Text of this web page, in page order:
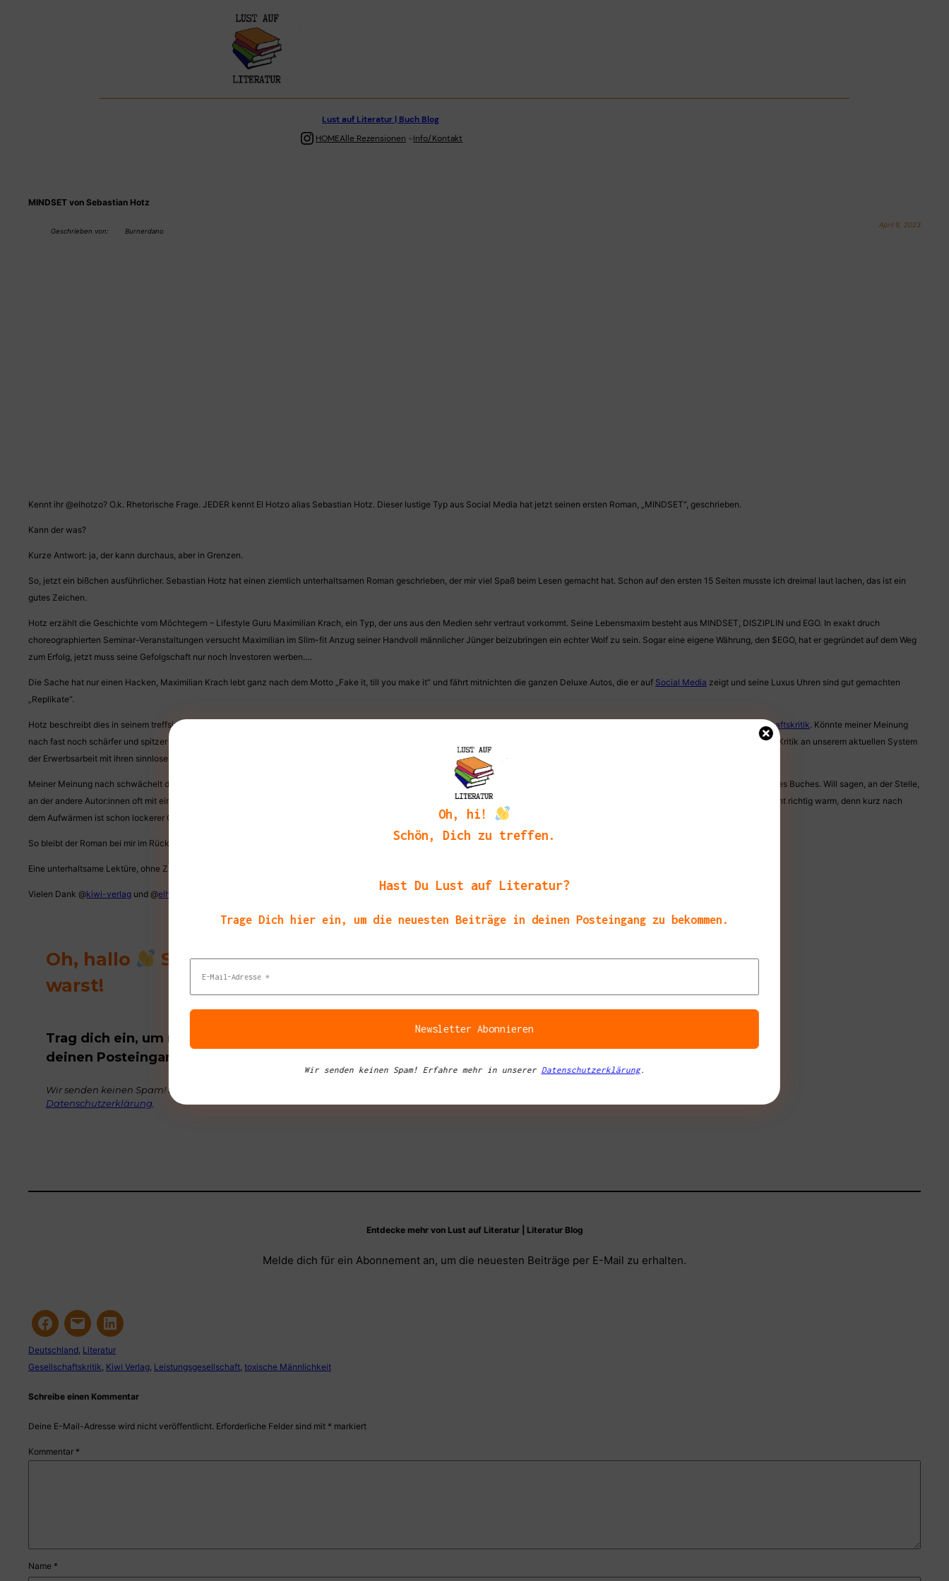
Lust auf Literatur | Buch Blog
Instagram
HOMEAlle Rezensionen Info/Kontakt
MINDSET von Sebastian Hotz
Geschrieben von: Burnerdano
April 9, 2023
Kennt ihr @elhotzo? O.k. Rhetorische Frage. JEDER kennt El Hotzo alias Sebastian Hotz. Dieser lustige Typ aus Social Media hat jetzt seinen ersten Roman, „MINDSET“, geschrieben.
Kann der was?
Kurze Antwort: ja, der kann durchaus, aber in Grenzen.
So, jetzt ein bißchen ausführlicher. Sebastian Hotz hat einen ziemlich unterhaltsamen Roman geschrieben, der mir viel Spaß beim Lesen gemacht hat. Schon auf den ersten 15 Seiten musste ich dreimal laut lachen, das ist ein
gutes Zeichen.
Hotz erzählt die Geschichte vom Möchtegern – Lifestyle Guru Maximilian Krach, ein Typ, der uns aus den Medien sehr vertraut vorkommt. Seine Lebensmaxim besteht aus MINDSET, DISZIPLIN und EGO. In exakt druch
choreographierten Seminar-Veranstaltungen versucht Maximilian im Slim-fit Anzug seiner Handvoll männlicher Jünger beizubringen ein echter Wolf zu sein. Sogar eine eigene Währung, den $EGO, hat er gegründet auf dem Weg
zum Erfolg, jetzt muss seine Gefolgschaft nur noch Investoren werben….
Die Sache hat nur einen Hacken, Maximilian Krach lebt ganz nach dem Motto „Fake it, till you make it“ und fährt mitnichten die ganzen Deluxe Autos, die er auf Social Media zeigt und seine Luxus Uhren sind gut gemachten
„Replikate“.
Hotz beschreibt dies in seinem treffsicheren und unterhaltsamen Stil und ist genau am Puls der Zeit. In meinen Augen die starke Seite des Romans: die gezielt eingesetzte pointierte Gesellschaftskritik. Könnte meiner Meinung
nach fast noch schärfer und spitzer ausfallen. Und wenn ihr El Hotzos Blüten aus dem Netz kennt und mögt, die findet ihr auch in seinem Roman wieder. Besonders mochte ich die zeitgemäße Kritik an unserem aktuellen System
der Erwerbsarbeit mit ihren sinnlosen Auswüchsen.
Meiner Meinung nach schwächelt der Roman in der Story. Ja, der Anfang lässt sich gut an und macht neugierig, wie die Handlung sich entwickelt. Nur ist man/frau da schon im letzten Drittel des Buches. Will sagen, an der Stelle,
an der andere Autor:innen oft mit einer Verdichtung der Handlung beginnen, nachdem das Setting zu genüge ausgebreitet wurde, ist Hotz nach immer beim Aufwärmen. Und Spoiler: er wird nicht richtig warm, denn kurz nach
dem Aufwärmen ist schon lockerer Cool down angesagt.
So bleibt der Roman bei mir im Rückblick eher auf Grund der pointierten Stellen, wie ich sie von El Hotzo liebe, im Gedächtnis, als wegen der eigentlichen Handlung.
Eine unterhaltsame Lektüre, ohne Zweifel, mit einem gewissen verschenktem Potential in der Handlungsführung. Hat Spaß gemacht! Bitte mehr.
Vielen Dank @kiwi-verlag und @elhotzo , dass ich im Rahmen eurer Blogger*innen Aktion diesen Roman lesen durfte!
Oh, hallo
Schön, das du da
warst!
Trag dich ein, um regelmäßig tolle Buchtipps in
deinen Posteingang zu bekommen.
Wir senden keinen Spam! Erfahre mehr in unserer
Datenschutzerklärung
Oh, hi!
Schön, Dich zu treffen.
Hast Du Lust auf Literatur?
Trage Dich hier ein, um die neuesten Beiträge in deinen Posteingang zu bekommen.
Wir senden keinen Spam! Erfahre mehr in unserer Datenschutzerklärung.
Entdecke mehr von Lust auf Literatur | Literatur Blog
Melde dich für ein Abonnement an, um die neuesten Beiträge per E-Mail zu erhalten.
Deutschland Literatur
Gesellschaftskritik Kiwi Verlag Leistungsgesellschaft toxische Männlichkeit
Schreibe einen Kommentar
Deine E-Mail-Adresse wird nicht veröffentlicht. Erforderliche Felder sind mit * markiert
Kommentar *
Name *